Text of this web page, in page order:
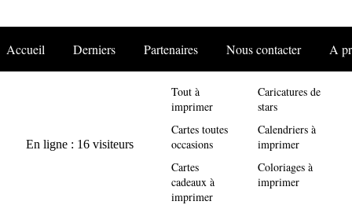
Accueil Derniers Partenaires Nous contacter A
Tout à
imprimer
Cartes toutes
occasions
Cartes
cadeaux à
imprimer
Caricatures de
stars
Calendriers à
imprimer
Coloriages à
imprimer